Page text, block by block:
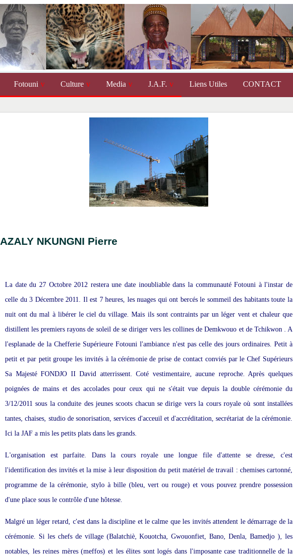
Fotouni Culture Media J.A.F. Liens Utiles CONTACT
AZALY NKUNGNI Pierre
La date du 27 Octobre 2012 restera une date inoubliable dans la communauté Fotouni à l'instar de
celle du 3 Décembre 2011. Il est 7 heures, les nuages qui ont bercés le sommeil des habitants toute la
nuit ont du mal à libérer le ciel du village. Mais ils sont contraints par un léger vent et chaleur que
distillent les premiers rayons de soleil de se diriger vers les collines de Demkwouo et de Tchikwon . A
l'esplanade de la Chefferie Supérieure Fotouni l'ambiance n'est pas celle des jours ordinaires. Petit à
petit et par petit groupe les invités à la cérémonie de prise de contact conviés par le Chef Supérieurs
Sa Majesté FONDJO II David atterrissent. Coté vestimentaire, aucune reproche. Après quelques
poignées de mains et des accolades pour ceux qui ne s'était vue depuis la double cérémonie du
3/12/2011 sous la conduite des jeunes scoots chacun se dirige vers la cours royale où sont installées
tantes, chaises, studio de sonorisation, services d'acceuil et d'accréditation, secrétariat de la cérémonie.
Ici la JAF a mis les petits plats dans les grands.
L'organisation est parfaite. Dans la cours royale une longue file d'attente se dresse, c'est
l'identification des invités et la mise à leur disposition du petit matériel de travail : chemises cartonné,
programme de la cérémonie, stylo à bille (bleu, vert ou rouge) et vous pouvez prendre possession
d'une place sous le contrôle d'une hôtesse.
Malgré un léger retard, c'est dans la discipline et le calme que les invités attendent le démarrage de la
cérémonie. Si les chefs de village (Balatchiè, Kouotcha, Gwouonfiet, Bano, Denla, Bamedjo ), les
notables, les reines mères (meffos) et les élites sont logés dans l'imposante case traditionnelle de la